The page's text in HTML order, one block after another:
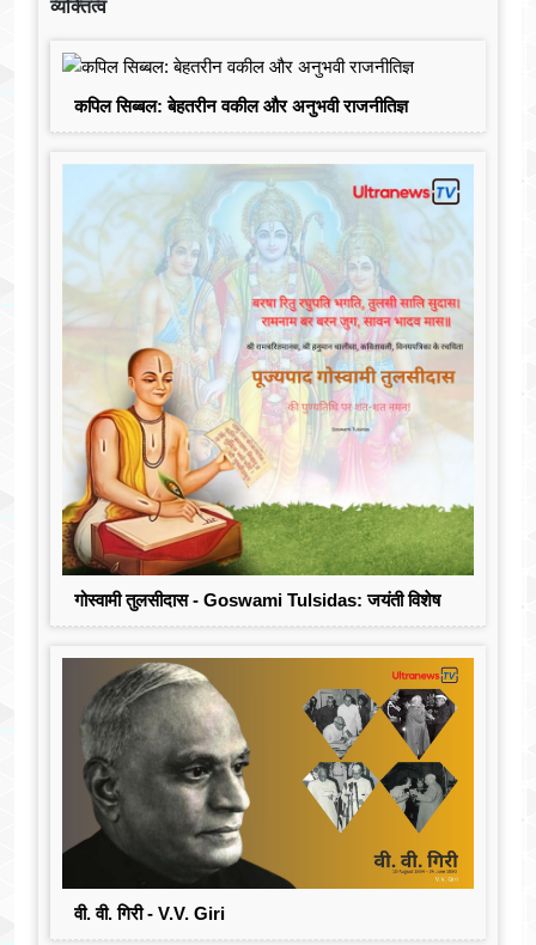
व्यक्तित्व
कपिल सिब्बल: बेहतरीन वकील और अनुभवी राजनीतिज्ञ
गोस्वामी तुलसीदास - Goswami Tulsidas: जयंती विशेष
वी. वी. गिरी - V.V. Giri